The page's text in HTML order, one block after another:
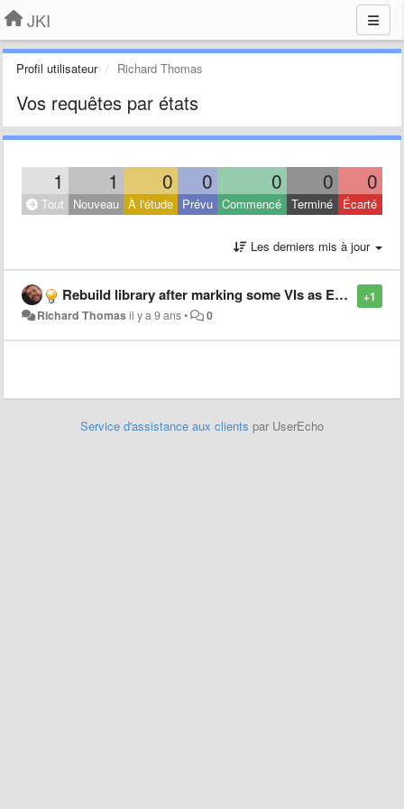
JKI
Profil utilisateur Richard Thomas
Vos requêtes par états
1 1 0 0 0 0 0
Tout Nouveau À l'étude Prévu Commencé Terminé Écarté
Les derniers mis à jour
+1
Rebuild library after marking some VIs as Exclude from Package
Richard Thomasil y a 9 ans• 0
Service d'assistance aux clients par UserEcho